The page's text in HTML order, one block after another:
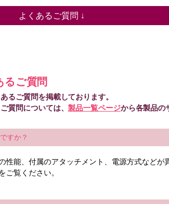
よくあるご質問 ↓
るご質問
るご質問を掲載しております。
質問については、製品一覧ページから各製品の
すか？
性能、付属のアタッチメント、電源方式などが
ご覧ください。